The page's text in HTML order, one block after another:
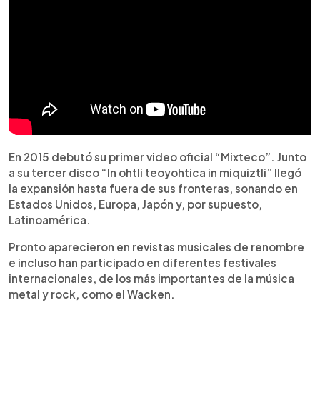
En 2015 debutó su primer video oficial “Mixteco”. Junto
a su tercer disco “In ohtli teoyohtica in miquiztli” llegó
la expansión hasta fuera de sus fronteras, sonando en
Estados Unidos, Europa, Japón y, por supuesto,
Latinoamérica.
Pronto aparecieron en revistas musicales de renombre
e incluso han participado en diferentes festivales
internacionales, de los más importantes de la música
metal y rock, como el Wacken.